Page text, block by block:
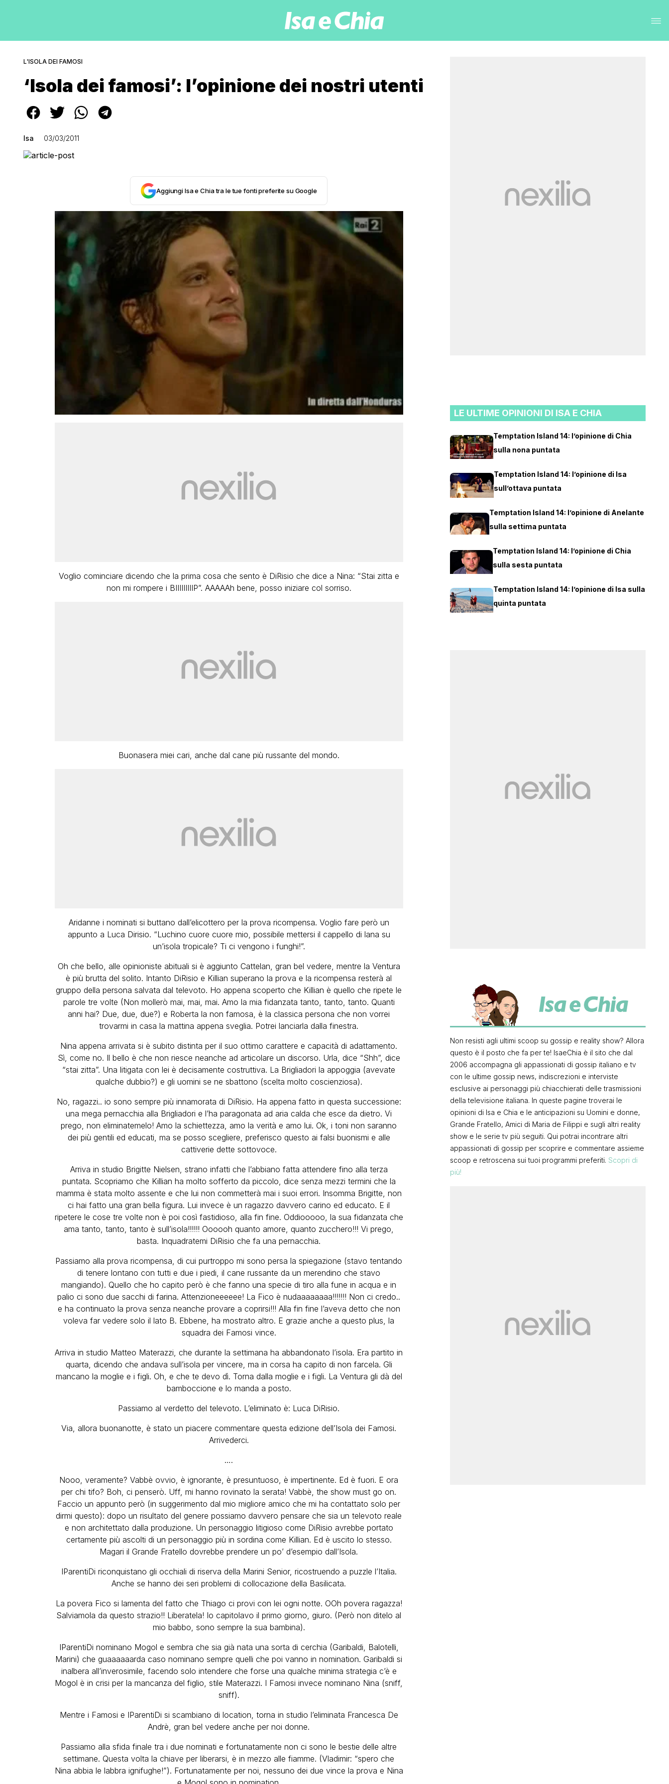
L'ISOLA DEI FAMOSI
‘Isola dei famosi’: l’opinione dei nostri utenti
Isa 03/03/2011
Aggiungi Isa e Chia tra le tue fonti preferite su Google
Voglio cominciare dicendo che la prima cosa che sento è DiRisio che dice a Nina: “Stai zitta e
non mi rompere i BIIIIIIIIIP”. AAAAAh bene, posso iniziare col sorriso.
Buonasera miei cari, anche dal cane più russante del mondo.
Aridanne i nominati si buttano dall’elicottero per la prova ricompensa. Voglio fare però un
appunto a Luca Dirisio. “Luchino cuore cuore mio, possibile mettersi il cappello di lana su
un’isola tropicale? Ti ci vengono i funghi!”.
Oh che bello, alle opinioniste abituali si è aggiunto Cattelan, gran bel vedere, mentre la Ventura
è più brutta del solito. Intanto DiRisio e Killian superano la prova e la ricompensa resterà al
gruppo della persona salvata dal televoto. Ho appena scoperto che Killian è quello che ripete le
parole tre volte (Non mollerò mai, mai, mai. Amo la mia fidanzata tanto, tanto, tanto. Quanti
anni hai? Due, due, due?) e Roberta la non famosa, è la classica persona che non vorrei
trovarmi in casa la mattina appena sveglia. Potrei lanciarla dalla finestra.
Nina appena arrivata si è subito distinta per il suo ottimo carattere e capacità di adattamento.
Sì, come no. Il bello è che non riesce neanche ad articolare un discorso. Urla, dice “Shh”, dice
“stai zitta”. Una litigata con lei è decisamente costruttiva. La Brigliadori la appoggia (avevate
qualche dubbio?) e gli uomini se ne sbattono (scelta molto coscienziosa).
No, ragazzi.. io sono sempre più innamorata di DiRisio. Ha appena fatto in questa successione:
una mega pernacchia alla Brigliadori e l’ha paragonata ad aria calda che esce da dietro. Vi
prego, non eliminatemelo! Amo la schiettezza, amo la verità e amo lui. Ok, i toni non saranno
dei più gentili ed educati, ma se posso scegliere, preferisco questo ai falsi buonismi e alle
cattiverie dette sottovoce.
Arriva in studio Brigitte Nielsen, strano infatti che l’abbiano fatta attendere fino alla terza
puntata. Scopriamo che Killian ha molto sofferto da piccolo, dice senza mezzi termini che la
mamma è stata molto assente e che lui non commetterà mai i suoi errori. Insomma Brigitte, non
ci hai fatto una gran bella figura. Lui invece è un ragazzo davvero carino ed educato. E il
ripetere le cose tre volte non è poi così fastidioso, alla fin fine. Oddiooooo, la sua fidanzata che
ama tanto, tanto, tanto è sull’isola!!!!!! Oooooh quanto amore, quanto zucchero!!! Vi prego,
basta. Inquadratemi DiRisio che fa una pernacchia.
Passiamo alla prova ricompensa, di cui purtroppo mi sono persa la spiegazione (stavo tentando
di tenere lontano con tutti e due i piedi, il cane russante da un merendino che stavo
mangiando). Quello che ho capito però è che fanno una specie di tiro alla fune in acqua e in
palio ci sono due sacchi di farina. Attenzioneeeeee! La Fico è nudaaaaaaaa!!!!!!! Non ci credo..
e ha continuato la prova senza neanche provare a coprirsi!!! Alla fin fine l’aveva detto che non
voleva far vedere solo il lato B. Ebbene, ha mostrato altro. E grazie anche a questo plus, la
squadra dei Famosi vince.
Arriva in studio Matteo Materazzi, che durante la settimana ha abbandonato l’isola. Era partito in
quarta, dicendo che andava sull’isola per vincere, ma in corsa ha capito di non farcela. Gli
mancano la moglie e i figli. Oh, e che te devo dì. Torna dalla moglie e i figli. La Ventura gli dà del
bamboccione e lo manda a posto.
Passiamo al verdetto del televoto. L’eliminato è: Luca DiRisio.
Via, allora buonanotte, è stato un piacere commentare questa edizione dell’Isola dei Famosi.
Arrivederci.
….
Nooo, veramente? Vabbè ovvio, è ignorante, è presuntuoso, è impertinente. Ed è fuori. E ora
per chi tifo? Boh, ci penserò. Uff, mi hanno rovinato la serata! Vabbè, the show must go on.
Faccio un appunto però (in suggerimento dal mio migliore amico che mi ha contattato solo per
dirmi questo): dopo un risultato del genere possiamo davvero pensare che sia un televoto reale
e non architettato dalla produzione. Un personaggio litigioso come DiRisio avrebbe portato
certamente più ascolti di un personaggio più in sordina come Killian. Ed è uscito lo stesso.
Magari il Grande Fratello dovrebbe prendere un po’ d’esempio dall’Isola.
IParentiDi riconquistano gli occhiali di riserva della Marini Senior, ricostruendo a puzzle l’Italia.
Anche se hanno dei seri problemi di collocazione della Basilicata.
La povera Fico si lamenta del fatto che Thiago ci provi con lei ogni notte. OOh povera ragazza!
Salviamola da questo strazio!! Liberatela! Io capitolavo il primo giorno, giuro. (Però non ditelo al
mio babbo, sono sempre la sua bambina).
IParentiDi nominano Mogol e sembra che sia già nata una sorta di cerchia (Garibaldi, Balotelli,
Marini) che guaaaaaarda caso nominano sempre quelli che poi vanno in nomination. Garibaldi si
inalbera all’inverosimile, facendo solo intendere che forse una qualche minima strategia c’è e
Mogol è in crisi per la mancanza del figlio, stile Materazzi. I Famosi invece nominano Nina (sniff,
sniff).
Mentre i Famosi e IParentiDi si scambiano di location, torna in studio l’eliminata Francesca De
Andrè, gran bel vedere anche per noi donne.
Passiamo alla sfida finale tra i due nominati e fortunatamente non ci sono le bestie delle altre
settimane. Questa volta la chiave per liberarsi, è in mezzo alle fiamme. (Vladimir: “spero che
Nina abbia le labbra ignifughe!”). Fortunatamente per noi, nessuno dei due vince la prova e Nina
LE ULTIME OPINIONI DI ISA E CHIA
Temptation Island 14: l’opinione di Chia
sulla nona puntata
Temptation Island 14: l’opinione di Isa
sull’ottava puntata
Temptation Island 14: l’opinione di Anelante
sulla settima puntata
Temptation Island 14: l’opinione di Chia
sulla sesta puntata
Temptation Island 14: l’opinione di Isa sulla
quinta puntata
Non resisti agli ultimi scoop su gossip e reality show? Allora
questo è il posto che fa per te! IsaeChia è il sito che dal
2006 accompagna gli appassionati di gossip italiano e tv
con le ultime gossip news, indiscrezioni e interviste
esclusive ai personaggi più chiacchierati delle trasmissioni
della televisione italiana. In queste pagine troverai le
opinioni di Isa e Chia e le anticipazioni su Uomini e donne,
Grande Fratello, Amici di Maria de Filippi e sugli altri reality
show e le serie tv più seguiti. Qui potrai incontrare altri
appassionati di gossip per scoprire e commentare assieme
scoop e retroscena sui tuoi programmi preferiti. Scopri di
più!